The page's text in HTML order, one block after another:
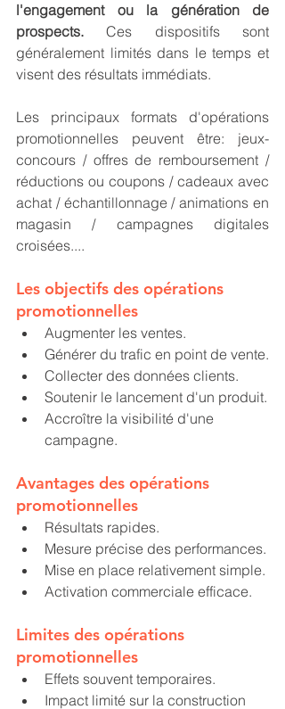
l'engagement ou la génération de
prospects. Ces dispositifs sont
généralement limités dans le temps et
visent des résultats immédiats.
Les principaux formats d'opérations
promotionnelles peuvent être: jeux-
concours / offres de remboursement /
réductions ou coupons / cadeaux avec
achat / échantillonnage / animations en
magasin / campagnes digitales
croisées....
Les objectifs des opérations
promotionnelles
Augmenter les ventes.
Générer du trafic en point de vente.
Collecter des données clients.
Soutenir le lancement d'un produit.
Accroître la visibilité d'une
campagne.
Avantages des opérations
promotionnelles
Résultats rapides.
Mesure précise des performances.
Mise en place relativement simple.
Activation commerciale efficace.
Limites des opérations
promotionnelles
Effets souvent temporaires.
Impact limité sur la construction